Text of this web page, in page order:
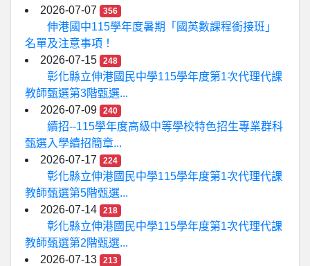
2026-07-07
356
伸港國中115學年度暑期「國英數課程銜接班」
名單及注意事項！
2026-07-15
248
彰化縣立伸港國民中學115學年度第1次代理代課
教師甄選第3階甄選...
2026-07-09
240
續招--115學年度高級中等學校特色招生專業群科
甄選入學續招簡章...
2026-07-17
224
彰化縣立伸港國民中學115學年度第1次代理代課
教師甄選第5階甄選...
2026-07-14
218
彰化縣立伸港國民中學115學年度第1次代理代課
教師甄選第2階甄選...
2026-07-13
213